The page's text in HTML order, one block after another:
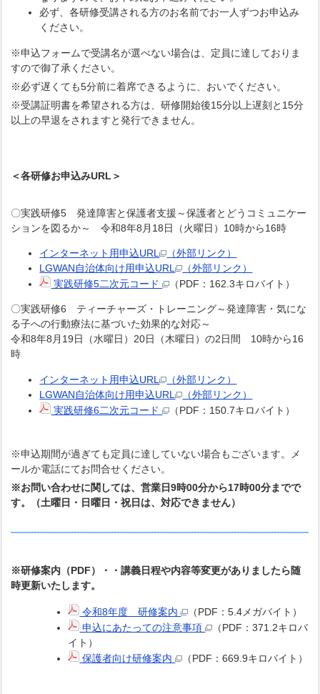
必ず、各研修受講される方のお名前でお一人ずつお申込み
ください。
※申込フォームで受講名が選べない場合は、定員に達しておりま
すので御了承ください。
※必ず遅くても5分前に着席できるように、おいでください。
※受講証明書を希望される方は、研修開始後15分以上遅刻と15分
以上の早退をされますと発行できません。
＜各研修お申込みURL＞
〇実践研修5 発達障害と保護者支援～保護者とどうコミュニケー
ションを図るか～ 令和8年8月18日（火曜日）10時から16時
インターネット用申込URL
（外部リンク）
LGWAN自治体向け用申込URL
（外部リンク）
実践研修5二次元コード
（PDF：162.3キロバイト）
〇実践研修6 ティーチャーズ・トレーニング～発達障害・気にな
る子への行動療法に基づいた効果的な対応～
令和8年8月19日（水曜日）20日（木曜日）の2日間 10時から16
時
インターネット用申込URL
（外部リンク）
LGWAN自治体向け用申込URL
（外部リンク）
実践研修6二次元コード
（PDF：150.7キロバイト）
※申込期間が過ぎても定員に達していない場合もございます。メ
ールか電話にてお問合せください。
※お問い合わせに関しては、営業日9時00分から17時00分までで
す。（土曜日・日曜日・祝日は、対応できません）
※研修案内（PDF）・・講義日程や内容等変更がありましたら随
時更新いたします。
令和8年度 研修案内
（PDF：5.4メガバイト）
申込にあたっての注意事項
（PDF：371.2キロバ
イト）
保護者向け研修案内
（PDF：669.9キロバイト）